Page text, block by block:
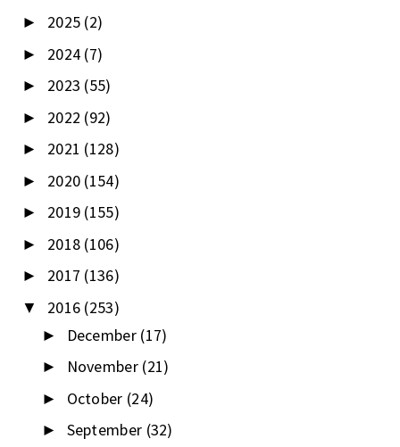
► 2025 (2)
► 2024 (7)
► 2023 (55)
► 2022 (92)
► 2021 (128)
► 2020 (154)
► 2019 (155)
► 2018 (106)
► 2017 (136)
▼ 2016 (253)
► December (17)
► November (21)
► October (24)
► September (32)